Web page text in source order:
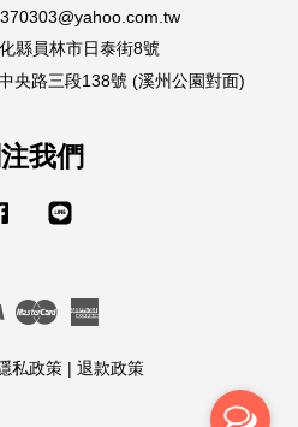
縣員林市日泰街8號
央路三段138號 (溪州公園對面)
我們
Facebook
Visa Master
私政策 退款政策